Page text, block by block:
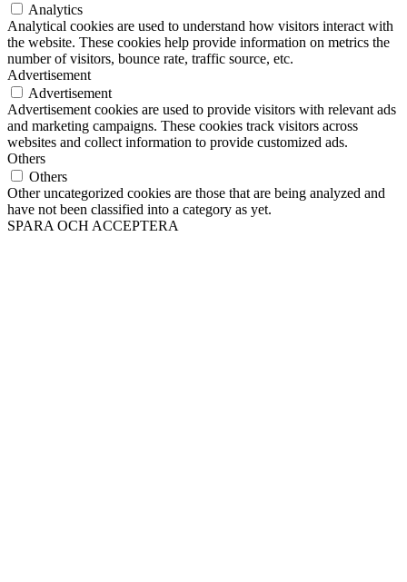
Analytics
Analytical cookies are used to understand how visitors interact with
the website. These cookies help provide information on metrics the
number of visitors, bounce rate, traffic source, etc.
Advertisement
Advertisement
Advertisement cookies are used to provide visitors with relevant ads
and marketing campaigns. These cookies track visitors across
websites and collect information to provide customized ads.
Others
Others
Other uncategorized cookies are those that are being analyzed and
have not been classified into a category as yet.
SPARA OCH ACCEPTERA